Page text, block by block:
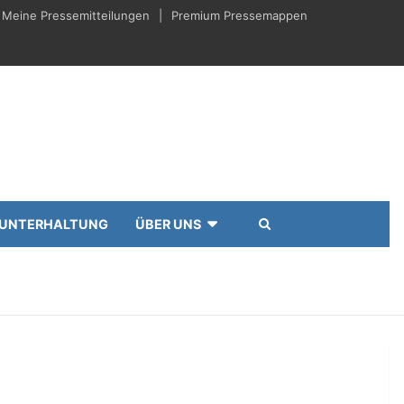
Meine Pressemitteilungen Premium Pressemappen
UNTERHALTUNG ÜBER UNS